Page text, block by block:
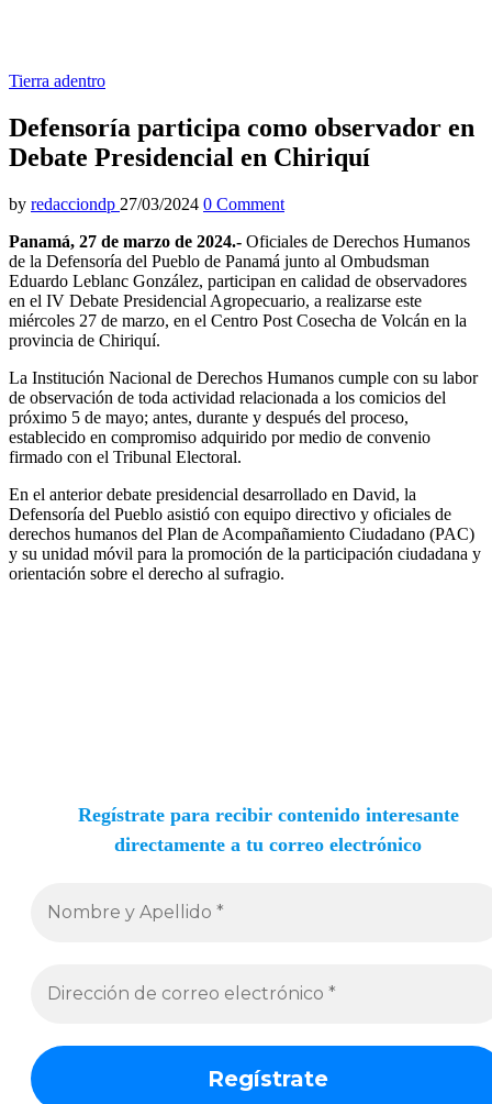
Tierra adentro
Defensoría participa como observador en
Debate Presidencial en Chiriquí
by redacciondp 27/03/2024 0 Comment
Panamá, 27 de marzo de 2024.- Oficiales de Derechos Humanos
de la Defensoría del Pueblo de Panamá junto al Ombudsman
Eduardo Leblanc González, participan en calidad de observadores
en el IV Debate Presidencial Agropecuario, a realizarse este
miércoles 27 de marzo, en el Centro Post Cosecha de Volcán en la
provincia de Chiriquí.
La Institución Nacional de Derechos Humanos cumple con su labor
de observación de toda actividad relacionada a los comicios del
próximo 5 de mayo; antes, durante y después del proceso,
establecido en compromiso adquirido por medio de convenio
firmado con el Tribunal Electoral.
En el anterior debate presidencial desarrollado en David, la
Defensoría del Pueblo asistió con equipo directivo y oficiales de
derechos humanos del Plan de Acompañamiento Ciudadano (PAC)
y su unidad móvil para la promoción de la participación ciudadana y
orientación sobre el derecho al sufragio.
Regístrate para recibir contenido interesante
directamente a tu correo electrónico